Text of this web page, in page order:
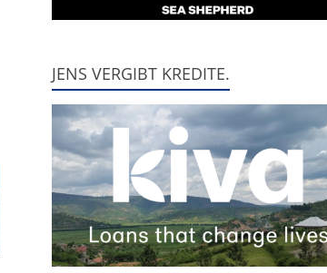
JENS VERGIBT KREDITE.